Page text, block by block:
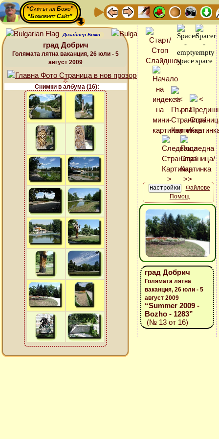
“Сайтът на Божо”
“Божовият Сайт”
Дизайнер Божо
град Добрич
Голямата лятна ваканция, 26 юли - 5
август 2009
Снимки в албума (16):
Файлове
Помощ
град Добрич
Голямата лятна
ваканция, 26 юли - 5
август 2009
“Summer 2009 -
Bozho - 1283”
(№ 13 от 16)